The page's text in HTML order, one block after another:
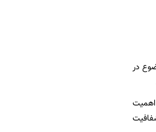
در
شفافیت